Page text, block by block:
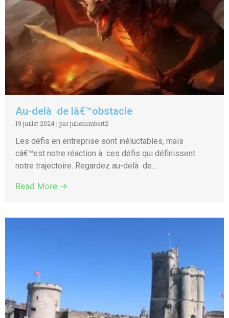
Au-delà de lâ€™obstacle
19 juillet 2024 | par julienimbert2
Les défis en entreprise sont inéluctables, mais
câ€™est notre réaction à ces défis qui définissent
notre trajectoire. Regardez au-delà de...
Read More →